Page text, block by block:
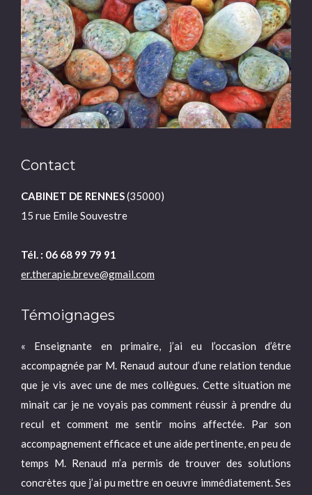
Contact
CABINET DE RENNES(35000)
15 rue Emile Souvestre
Tél. : 06 68 99 79 91
er.therapie.breve@gmail.com
Témoignages
« Enseignante en primaire, j’ai eu l’occasion d’être
accompagnée par M. Renaud autour d’une relation tendue
que je vis avec une de mes collègues. Cette situation me
minait car je ne voyais pas comment réussir à prendre du
recul et comment me sentir moins affectée. Par son
accompagnement efficace et une aide pertinente, en peu de
temps M. Renaud m’a permis de trouver des solutions
concrètes que j’ai pu mettre en oeuvre immédiatement. Ses